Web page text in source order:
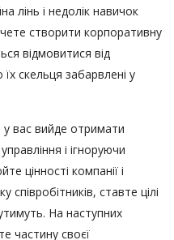
лінь і недолік навичок
створити корпоративну
відмовитися від
скельця забарвлені у
вас вийде отримати
і ігноруючи
цінності компанії і
ставте цілі
На наступних
частину своєї